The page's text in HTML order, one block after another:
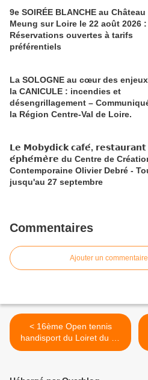
9e SOIRÉE BLANCHE au Château
Meung sur Loire le 22 août 2026 :
Réservations ouvertes à tarifs
préférentiels
La SOLOGNE au cœur des
la CANICULE : incendies et
désengrillagement –
la Région Centre-Val de Loire.
𝗟𝗲 𝗠𝗼𝗯𝘆𝗱𝗶𝗰𝗸 𝗰𝗮𝗳𝗲́, 𝗿𝗲𝘀𝘁𝗮𝘂𝗿𝗮𝗻𝘁
𝗲́𝗽𝗵𝗲́𝗺𝗲̀𝗿𝗲 du Centre de
Contemporaine Olivier Debré -
jusqu'au 27 septembre
Commentaires
Ajouter un commentaire
< 16ème Open tennis
handisport du Loiret du 17
au 20 novembre 2016